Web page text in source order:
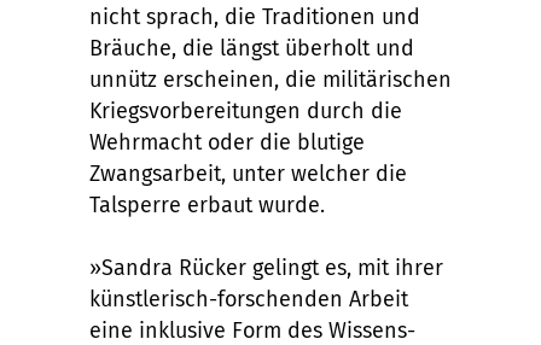
nicht sprach, die Traditionen und
Bräuche, die längst überholt und
unnütz erscheinen, die militärischen
Kriegsvorbereitungen durch die
Wehrmacht oder die blutige
Zwangsarbeit, unter welcher die
Talsperre erbaut wurde.
»Sandra Rücker gelingt es, mit ihrer
künstlerisch-forschenden Arbeit
eine inklusive Form des Wissens-